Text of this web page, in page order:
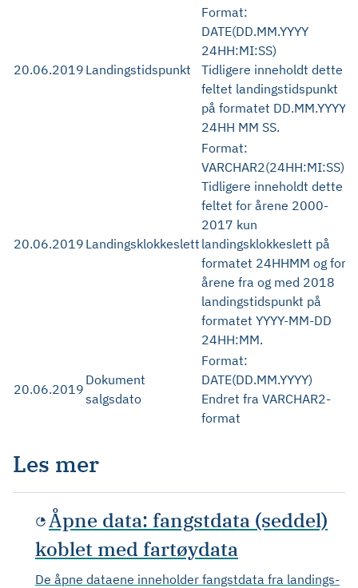
20.06.2019 Landingstidspunkt
Format:
DATE(DD.MM.YYYY
24HH:MI:SS)
Tidligere inneholdt dette
feltet landingstidspunkt
på formatet DD.MM.YYYY
24HH MM SS.
20.06.2019 Landingsklokkeslett
Format:
VARCHAR2(24HH:MI:SS)
Tidligere inneholdt dette
feltet for årene 2000-
2017 kun
landingsklokkeslett på
formatet 24HHMM og for
årene fra og med 2018
landingstidspunkt på
formatet YYYY-MM-DD
24HH:MM.
20.06.2019
Dokument
salgsdato
Format:
DATE(DD.MM.YYYY)
Endret fra VARCHAR2-
format
Les mer
Åpne data: fangstdata (seddel)
koblet med fartøydata
De åpne dataene inneholder fangstdata fra landings-